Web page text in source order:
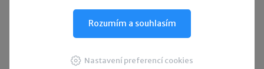
činnosti. Dle věku dítěte stanoví denní výkon
s celkovou délkou za týden.
Tab.: Maximální doba výkonu činnosti dle věku
Rozumím a souhlasím
Nastavení preferencí cookies